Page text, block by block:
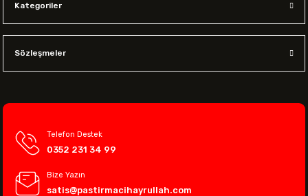
Telefon Destek
0352 231 34 99
Bize Yazın
satis@pastirmacihayrullah.com
Kategoriler
Sözleşmeler